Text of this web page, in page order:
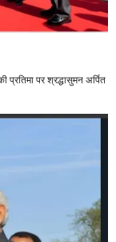
पर श्रद्धासुमन अर्पित